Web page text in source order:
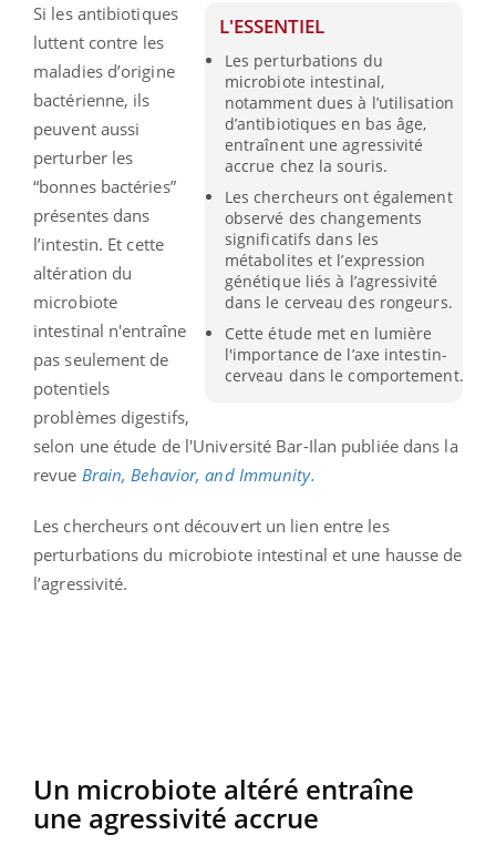
L'ESSENTIEL
Les perturbations du
microbiote intestinal,
notamment dues à l’utilisation
d’antibiotiques en bas âge,
entraînent une agressivité
accrue chez la souris.
Les chercheurs ont également
observé des changements
significatifs dans les
métabolites et l’expression
génétique liés à l’agressivité
dans le cerveau des rongeurs.
Cette étude met en lumière
l'importance de l’axe intestin-
cerveau dans le comportement.
Si les antibiotiques
luttent contre les
maladies d’origine
bactérienne, ils
peuvent aussi
perturber les
“bonnes bactéries”
présentes dans
l’intestin. Et cette
altération du
microbiote
intestinal n'entraîne
pas seulement de
potentiels
problèmes digestifs,
selon une étude de l'Université Bar-Ilan publiée dans la
revue Brain, Behavior, and Immunity.
Les chercheurs ont découvert un lien entre les
perturbations du microbiote intestinal et une hausse de
l’agressivité.
Un microbiote altéré entraîne
une agressivité accrue